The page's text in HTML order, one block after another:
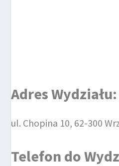
Adres Wydziału:
ul. Chopina 10, 62-300
Telefon do